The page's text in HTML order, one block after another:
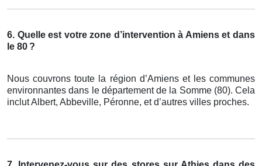
6. Quelle est votre zone d’intervention à Amiens et dans
le 80 ?
Nous couvrons toute la région d’Amiens et les communes
environnantes dans le département de la Somme (80). Cela
inclut Albert, Abbeville, Péronne, et d’autres villes proches.